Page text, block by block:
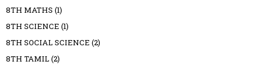
8TH MATHS (1)
8TH SCIENCE (1)
8TH SOCIAL SCIENCE (2)
8TH TAMIL(2)